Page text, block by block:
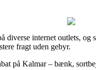
internet outlets,
fragt uden gebyr.
på Kalmar – bænk,